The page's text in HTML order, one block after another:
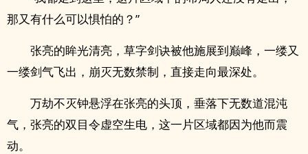
那又有什么可以惧怕的？”
张亮的眸光清亮，草字剑诀被他施展到巅峰，一缕又
一缕剑气飞出，崩灭无数禁制，直接走向最深处。
万劫不灭钟悬浮在张亮的头顶，垂落下无数道混沌
气，张亮的双目令虚空生电，这一片区域都因为他而震
动。